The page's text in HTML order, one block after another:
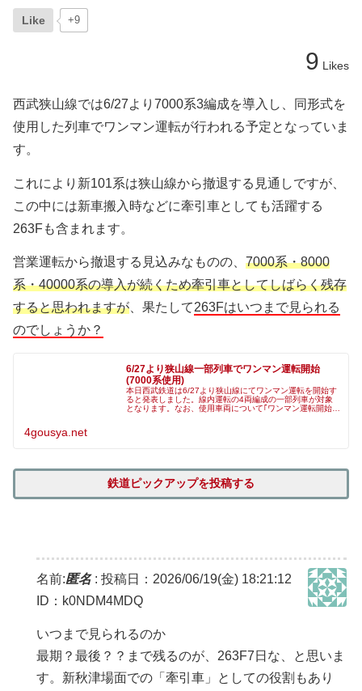
Like +9
9 Likes
西武狭山線では6/27より7000系3編成を導入し、同形式を
使用した列車でワンマン運転が行われる予定となっていま
す。
これにより新101系は狭山線から撤退する見通しですが、
この中には新車搬入時などに牽引車としても活躍する
263Fも含まれます。
営業運転から撤退する見込みなものの、 7000系・8000
系・40000系の導入が続くため牽引車としてしばらく残存
すると思われますが 、果たして263Fはいつまで見られる
のでしょうか？
6/27より狭山線一部列車でワンマン運転開始
(7000系使用)
本日西武鉄道は6/27より狭山線にてワンマン運転を開始す
ると発表しました。線内運転の4両編成の一部列車が対象
となります。なお、使用車両について｢ワンマン運転開始に
4gousya.net
鉄道ピックアップを投稿する
名前:匿名: 投稿日：2026/06/19(金) 18:21:12
ID：k0NDM4MDQ
いつまで見られるのか
最期？最後？？まで残るのが、263F7日な、と思いま
す。新秋津場面での「牽引車」としての役割もあり